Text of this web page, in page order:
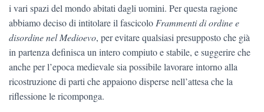
i vari spazi del mondo abitati dagli uomini. Per questa ragione
abbiamo deciso di intitolare il fascicolo Frammenti di ordine e
disordine nel Medioevo, per evitare qualsiasi presupposto che già
in partenza defi­nisca un intero compiuto e stabile, e suggerire che
anche per l’epoca medievale sia possibile lavorare intorno alla
ricostruzione di parti che appaiono disperse nell’attesa che la
riflessione le ricomponga.